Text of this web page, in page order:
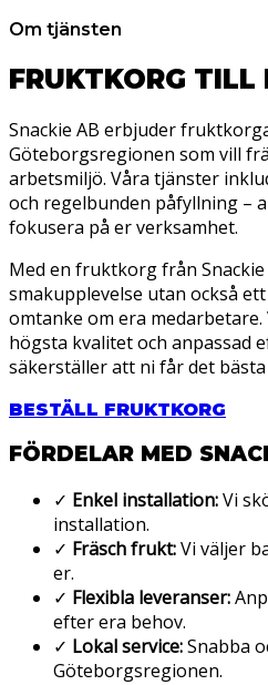
Om tjänsten
FRUKTKORG TILL
Snackie AB erbjuder
Göteborgsregionen som vill
arbetsmiljö. Våra tjänster
och regelbunden påfyllning –
fokusera på er verksamhet.
Med en fruktkorg från
smakupplevelse utan också
omtanke om era
högsta kvalitet och anpassad
säkerställer att ni får det bästa
BESTÄLL FRUKTKORG
FÖRDELAR MED
✓ Enkel installation:Vi
installation.
✓ Fräsch frukt:Vi väljer
er.
✓ Flexibla leveranser:
efter era behov.
✓ Lokal service:Snabba
Göteborgsregionen.